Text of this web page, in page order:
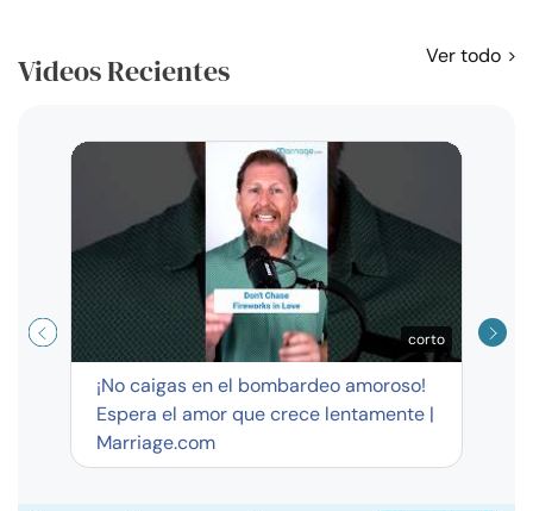
Videos Recientes Ver todo
corto
¡No caigas en el bombardeo amoroso!
Espera el amor que crece lentamente |
Marriage.com